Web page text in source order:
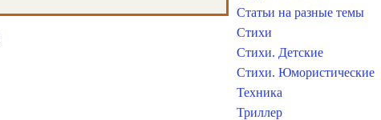
Статьи на разные темы
Стихи
Стихи. Детские
Стихи. Юмористические
Техника
Триллер